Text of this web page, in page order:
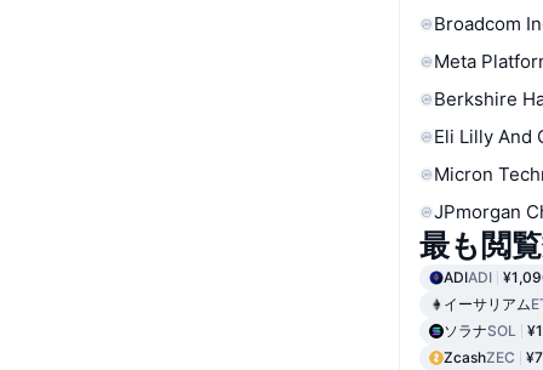
Broadcom
Meta
Berkshire
Eli Lilly And
Micron
JPmorgan
最も閲
ADIADI
イーサリアム
ソラナSOL
ZcashZEC